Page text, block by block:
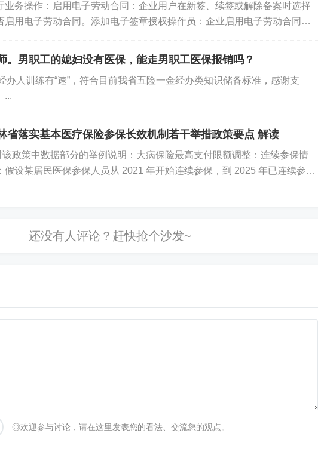
线，采用行为面试法（如STAR法则）；
存档，证明未涉及歧视性问题。
法律允许的合理差别对待
别规定》附录， 矿山井下、体力劳动强度四级等岗位 可不招录女性，但需
要点
歧视风险。
与婚育挂钩；
，降低争议风险。
业务操作：启用电子劳动合同：企业用户在新签、续签或解除备案时选择
启用电子劳动合同。添加电子签章授权操作员：企业启用电子劳动合同
。男职工的媳妇没有医保，能走男职工医保报销吗？
办人训练有“速”，符合目前我省五险一金经办类知识储备标准，感谢支
...
省落实基本医疗保险参保长效机制若干举措政策要点 解读
政策中数据部分的举例说明：大病保险最高支付限额调整：连续参保情
假设某居民医保参保人员从 2021 年开始连续参保，到 2025 年已连续参保
◎欢迎参与讨论，请在这里发表您的看法、交流您的观点。